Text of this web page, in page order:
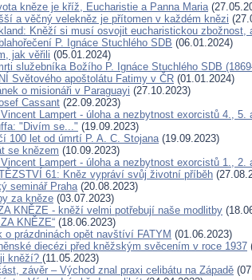
kněze je kříž, Eucharistie a Panna Maria
a věčný velekněz je přítomen v každém knězi
Kněží si musí osvojit eucharistickou zbožnost,
P. Ignáce Stuchlého SDB (06.01.2024)
jak věřili (05.01.2024)
služebníka Božího P. Ignáce Stuchlého SDB
Světového apoštolátu Fatimy v ČR (01.01.2024)
o misionáři v Paraguayi (27.10.2023)
Cassant (22.09.2023)
Lampert - úloha a nezbytnost exorcistů 4., 5.
"Divím se..." (19.09.2023)
100 let od úmrtí P. A. C. Stojana(19.09.2023)
se knězem (10.09.2023)
Lampert - úloha a nezbytnost exorcistů 1., 2.
61: Kněz vypráví svůj životní příběh
seminář Praha(20.08.2023)
za kněze (03.07.2023)
KNĚZE - kněží velmi potřebují naše modlitby
KNĚZE“ (18.06.2023)
o prázdninách opět navštíví FATYM (01.06.2023)
diecézi před kněžským svěcením v roce 1937
kněží? (11.05.2023)
závěr – Východ znal praxi celibátu na Západě